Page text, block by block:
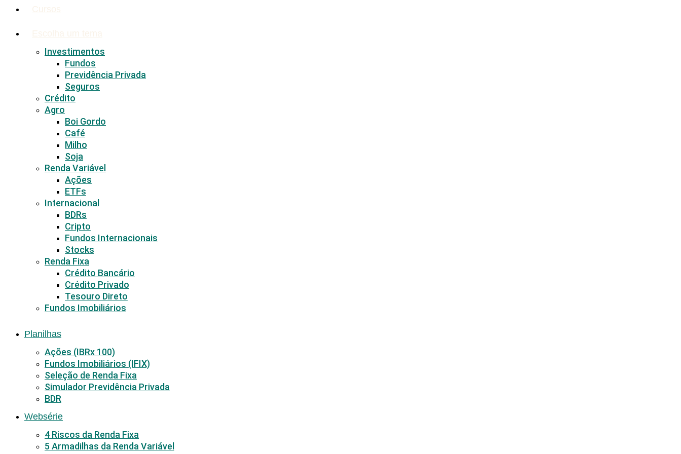
Investimentos
Fundos
Previdência Privada
Seguros
Crédito
Agro
Boi Gordo
Café
Milho
Soja
Renda Variável
Ações
ETFs
Internacional
BDRs
Cripto
Fundos Internacionais
Stocks
Renda Fixa
Crédito Bancário
Crédito Privado
Tesouro Direto
Fundos Imobiliários
Planilhas
Ações (IBRx 100)
Fundos Imobiliários (IFIX)
Seleção de Renda Fixa
Simulador Previdência Privada
BDR
Websérie
4 Riscos da Renda Fixa
5 Armadilhas da Renda Variável